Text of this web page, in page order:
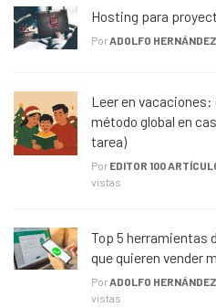
Hosting para
PorADOLFO HERNÁNDEZ
Leer en
método global en
tarea)
Por EDITOR 100
vistas
Top 5 herramientas
que quieren vender
PorADOLFO HERNÁNDEZ
vistas